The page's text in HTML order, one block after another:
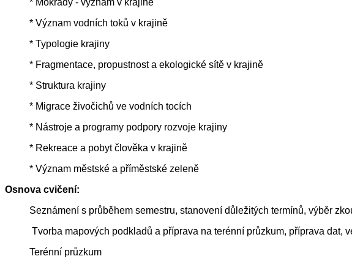
* Mokřady - význam v krajině
* Význam vodních toků v krajině
* Typologie krajiny
* Fragmentace, propustnost a ekologické sítě v krajině
* Struktura krajiny
* Migrace živočichů ve vodních tocích
* Nástroje a programy podpory rozvoje krajiny
* Rekreace a pobyt člověka v krajině
* Význam městské a příměstské zeleně
Osnova cvičení:
Seznámení s průběhem semestru, stanovení důležitých termínů, výběr
Tvorba mapových podkladů a příprava na terénní průzkum, příprava dat,
Terénní průzkum